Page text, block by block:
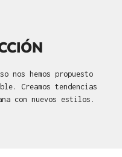
nos hemos propuesto
Creamos tendencias
con nuevos estilos.